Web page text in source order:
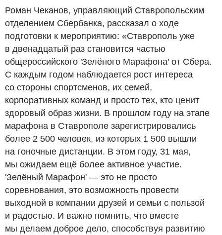
Роман Чеканов, управляющий Ставропольским
отделением Сбербанка, рассказал о ходе
подготовки к мероприятию: «Ставрополь уже
в двенадцатый раз становится частью
общероссийского 'Зелёного Марафона' от Сбера.
С каждым годом наблюдается рост интереса
со стороны спортсменов, их семей,
корпоративных команд и просто тех, кто ценит
здоровый образ жизни. В прошлом году на этапе
марафона в Ставрополе зарегистрировались
более 2 500 человек, из которых 1 500 вышли
на гоночные дистанции. В этом году, 31 мая,
мы ожидаем ещё более активное участие.
'Зелёный Марафон' — это не просто
соревнования, это возможность провести
выходной в компании друзей и семьи с пользой
и радостью. И важно помнить, что вместе
мы делаем доброе дело, способствуя развитию